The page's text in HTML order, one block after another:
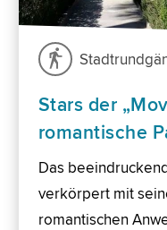
Stars der
romantische
Das
verkörpert mit
romantischen